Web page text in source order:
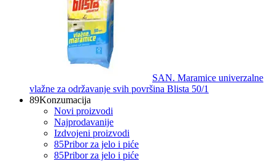
SAN. Maramice univerzalne
vlažne za održavanje svih površina Blista 50/1
89Konzumacija
Novi proizvodi
Najprodavanije
Izdvojeni proizvodi
85Pribor za jelo i piće
85Pribor za jelo i piće